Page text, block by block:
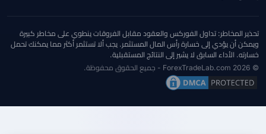
تحذير المخاطر: تداول الفوركس والعقود مقابل الفروقات ينطوي على مخاطر كبيرة
ويمكن أن يؤدي إلى خسارة رأس المال المستثمر. يجب ألا تستثمر أكثر مما يمكنك تحمل
خسارته. الأداء السابق لا يشير إلى النتائج المستقبلية.
© 2026 ForexTradeLab.com - جميع الحقوق محفوظة.